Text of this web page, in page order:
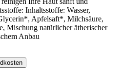
Inhaltsstoffe: Wasser,
Apfelsaft*, Milchsäure,
Mischung natürlicher ätherischer
Anbau